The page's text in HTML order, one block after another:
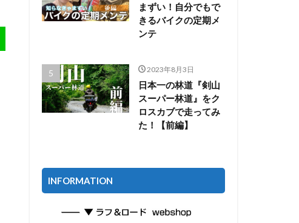
まずい！自分でもで
きるバイクの定期メ
ンテ
2023年8月3日
日本一の林道『剣山
スーパー林道』をク
ロスカブで走ってみ
た！【前編】
INFORMATION